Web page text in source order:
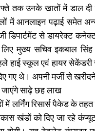
तक उनके खातों में डाल
में आनलाइन पढ़ाई समेत
डिपार्टमेंट से डायरेक्ट
मुख्य सचिव इकबाल
हाई स्कूल एवं हायर सेकेंडरी
गए थे। अपनी मर्जी से
जाएंगे साढ़े छह लाख
लर्निंग रिसार्स पैकेड के
खंडों को दिए जा रहे